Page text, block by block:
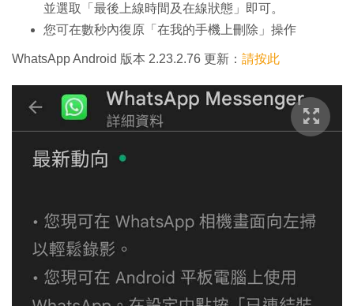
並選取「最後上線時間及在線狀態」即可。
您可在數秒內復原「在我的手機上刪除」操作
WhatsApp Android 版本 2.23.2.76 更新： 請按此